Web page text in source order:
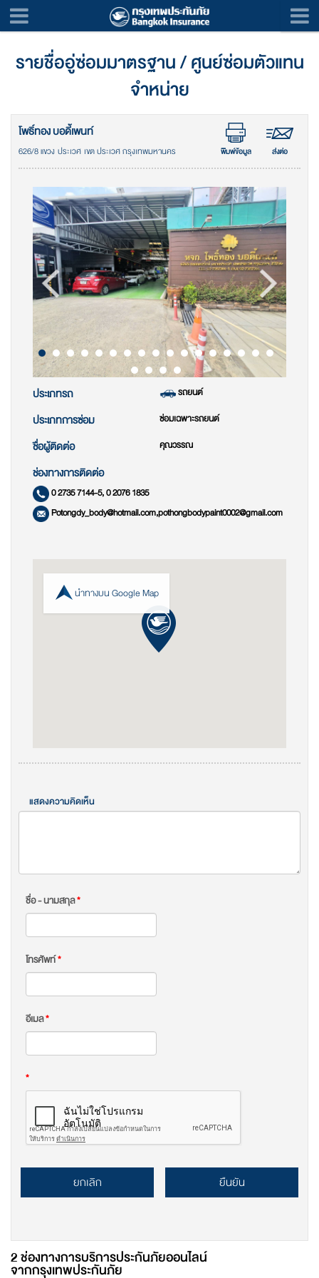
รายชื่ออู่ซ่อมมาตรฐาน / ศูนย์ซ่อมตัวแทน
จำหน่าย
โพธิ์ทอง บอดี้เพนท์
626/8 แขวง ประเวศ เขต ประเวศ กรุงเทพมหานคร พิมพ์ข้อมูล ส่งต่อ
ประเภทรถ รถยนต์
ประเภทการซ่อม ซ่อมเฉพาะรถยนต์
ชื่อผู้ติดต่อ คุณวรรณ
ช่องทางการติดต่อ
0 2735 7144-5, 0 2076 1835
Potongdy_body@hotmail.com,pothongbodypaint0002@gmail.com
นำทางบน Google Map
แสดงความคิดเห็น
ชื่อ - นามสกุล*
โทรศัพท์*
อีเมล*
*
ยกเลิก ยืนยัน
2 ช่องทางการบริการประกันภัยออนไลน์
จากกรุงเทพประกันภัย